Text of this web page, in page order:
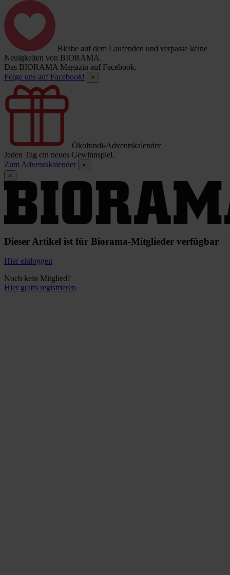
Bleibe auf dem Laufenden und verpasse keine
Neuigkeiten von BIORAMA.
Das BIORAMA Magazin auf Facebook.
Folge uns auf Facebook!
×
Ökofundi-Adventskalender
Jeden Tag ein neues Gewinnspiel.
Zum Adventskalender
×
×
Dieser Artikel ist für Biorama-Mitglieder verfügbar
Hier einloggen
Noch kein Mitglied?
Hier gratis registrieren